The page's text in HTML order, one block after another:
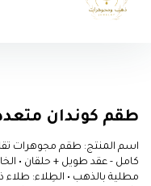
طقم كوندان
اسم المنتج: طقم مجوهرات
كامل - عقد طويل + حلقان •
مطلية بالذهب • الطِلاء: طلاء